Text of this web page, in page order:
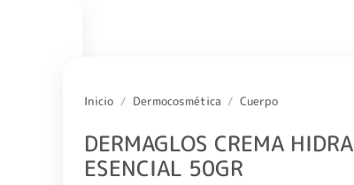
Inicio / Dermocosmética / Cuerpo
DERMAGLOS CREMA HIDRA
ESENCIAL 50GR